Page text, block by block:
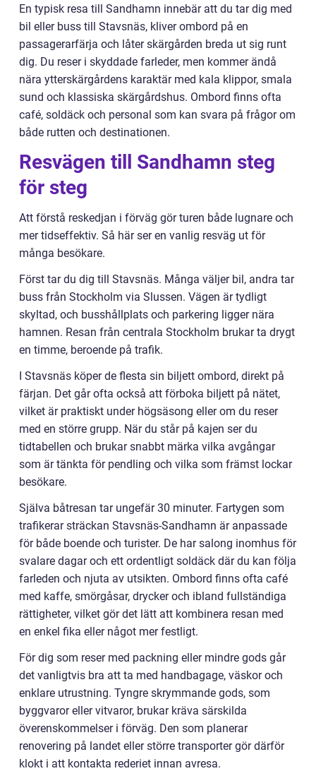
En typisk resa till Sandhamn innebär att du tar dig med
bil eller buss till Stavsnäs, kliver ombord på en
passagerarfärja och låter skärgården breda ut sig runt
dig. Du reser i skyddade farleder, men kommer ändå
nära ytterskärgårdens karaktär med kala klippor, smala
sund och klassiska skärgårdshus. Ombord finns ofta
café, soldäck och personal som kan svara på frågor om
både rutten och destinationen.
Resvägen till Sandhamn steg
för steg
Att förstå reskedjan i förväg gör turen både lugnare och
mer tidseffektiv. Så här ser en vanlig resväg ut för
många besökare.
Först tar du dig till Stavsnäs. Många väljer bil, andra tar
buss från Stockholm via Slussen. Vägen är tydligt
skyltad, och busshållplats och parkering ligger nära
hamnen. Resan från centrala Stockholm brukar ta drygt
en timme, beroende på trafik.
I Stavsnäs köper de flesta sin biljett ombord, direkt på
färjan. Det går ofta också att förboka biljett på nätet,
vilket är praktiskt under högsäsong eller om du reser
med en större grupp. När du står på kajen ser du
tidtabellen och brukar snabbt märka vilka avgångar
som är tänkta för pendling och vilka som främst lockar
besökare.
Själva båtresan tar ungefär 30 minuter. Fartygen som
trafikerar sträckan Stavsnäs-Sandhamn är anpassade
för både boende och turister. De har salong inomhus för
svalare dagar och ett ordentligt soldäck där du kan följa
farleden och njuta av utsikten. Ombord finns ofta café
med kaffe, smörgåsar, drycker och ibland fullständiga
rättigheter, vilket gör det lätt att kombinera resan med
en enkel fika eller något mer festligt.
För dig som reser med packning eller mindre gods går
det vanligtvis bra att ta med handbagage, väskor och
enklare utrustning. Tyngre skrymmande gods, som
byggvaror eller vitvaror, brukar kräva särskilda
överenskommelser i förväg. Den som planerar
renovering på landet eller större transporter gör därför
klokt i att kontakta rederiet innan avresa.